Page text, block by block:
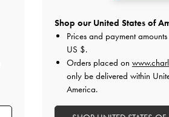
とても良かった とても
Shop our United States of
Prices and payment
US $.
Orders placed on
only be delivered within
America.